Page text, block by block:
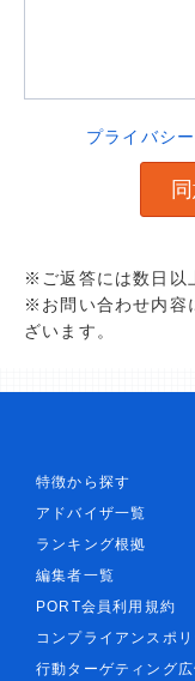
プライバシ
※ご返答には数日以
※お問い合わせ内容
ざいます。
特徴から探す
アドバイザ一覧
ランキング根拠
編集者一覧
PORT会員利用規約
コンプライアンスポリ
行動ターゲティング